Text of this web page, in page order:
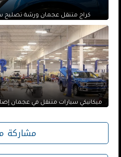
كراج متنقل عجمان ورشة تصليح سيارات
ميكانيكي سيارات متنقل في عجمان إصلاح
مشاركة